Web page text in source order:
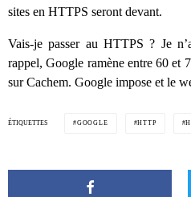
sites en HTTPS seront devant.
Vais-je passer au HTTPS ? Je
rappel, Google ramène entre 60 et
sur Cachem. Google impose et le
ÉTIQUETTES GOOGLE HTTP